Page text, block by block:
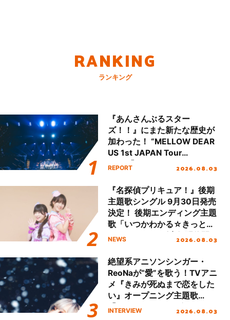
RANKING
ランキング
『あんさんぶるスター
ズ！！』にまた新たな歴史が
加わった！ “MELLOW DEAR
US 1st JAPAN Tour
Final「NICE to meet YOU
ート!!
REPORT 2026.08.03
『名探偵プリキュア！』後期
主題歌シングル 9月30日発売
決定！ 後期エンディング主題
歌「いつかわかる☆きっとあ
える」TVサイズ先行配信開
NEWS 2026.08.03
絶望系アニソンシンガー・
ReoNaが“愛”を歌う！TVアニ
メ『きみが死ぬまで恋をした
い』オープニング主題歌
「Amore」インタビュー
INTERVIEW 2026.08.03